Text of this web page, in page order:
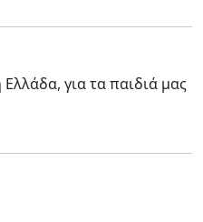
Ελλάδα, για τα παιδιά μας